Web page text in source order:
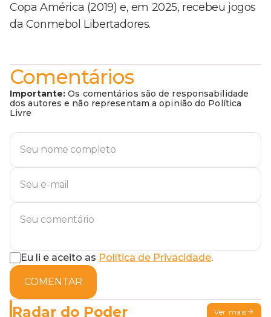
Copa América (2019) e, em 2025, recebeu jogos
da Conmebol Libertadores.
Comentários
Importante: Os comentários são de responsabilidade
dos autores e não representam a opinião do Política
Livre
Eu li e aceito as Política de Privacidade.
COMENTAR
Radar do Poder Ver mais